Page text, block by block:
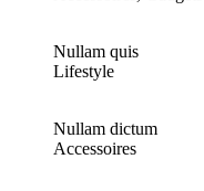
Nullam quis
Lifestyle
Nullam dictum
Accessoires